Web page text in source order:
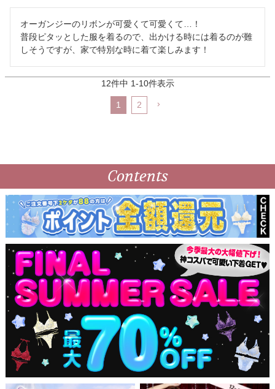
オーガンジーのリボンが可愛くて可愛くて…！
普段ピタッとした服を着るので、出かける時には着るのが難
しそうですが、家で特別な時に着て楽しみます！
12件中 1-10件表示
1 2
Contents